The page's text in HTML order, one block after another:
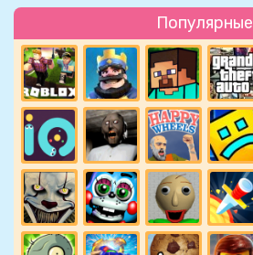
Популярные